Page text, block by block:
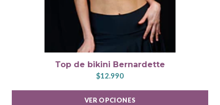
Top de bikini Bernardette
$12.990
VER OPCIONES